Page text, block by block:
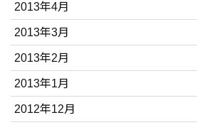
2013年4月
2013年3月
2013年2月
2013年1月
2012年12月